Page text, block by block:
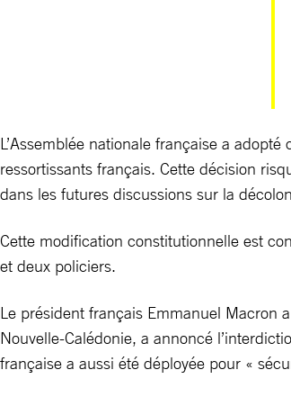
L’Assemblée nationale française a
ressortissants français. Cette décision
dans les futures discussions sur la
Cette modification constitutionnelle est
et deux policiers.
Le président français Emmanuel Macron
Nouvelle-Calédonie, a annoncé
française a aussi été déployée pour «